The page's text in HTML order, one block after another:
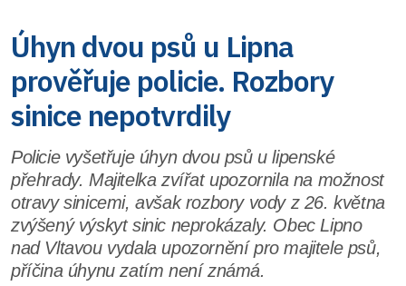
Úhyn dvou psů u Lipna
prověřuje policie. Rozbory
sinice nepotvrdily
Policie vyšetřuje úhyn dvou psů u lipenské
přehrady. Majitelka zvířat upozornila na možnost
otravy sinicemi, avšak rozbory vody z 26. května
zvýšený výskyt sinic neprokázaly. Obec Lipno
nad Vltavou vydala upozornění pro majitele psů,
příčina úhynu zatím není známá.